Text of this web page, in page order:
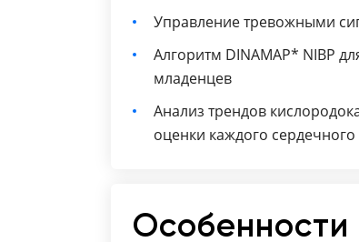
Управление тревожными
Алгоритм DINAMAP* NIBP
младенцев
Анализ трендов
оценки каждого
Особенности